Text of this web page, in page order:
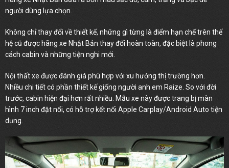
người dùng lựa chọn.
Không chỉ thay đổi về thiết kế, những gì từng là điểm hạn chế trên thế
hệ cũ được hãng xe Nhật Bản thay đổi hoàn toàn, đặc biệt là phong
cách cabin và những tiện nghi mới.
Nội thất xe được đánh giá phù hợp với xu hướng thị trường hơn.
Nhiều chi tiết có phần thiết kế giống người anh em Raize. So với đời
trước, cabin hiện đại hơn rất nhiều. Mẫu xe này được trang bị màn
hình 7 inch đặt nổi, có hỗ trợ kết nối Apple Carplay/Android Auto tiện
dụng.